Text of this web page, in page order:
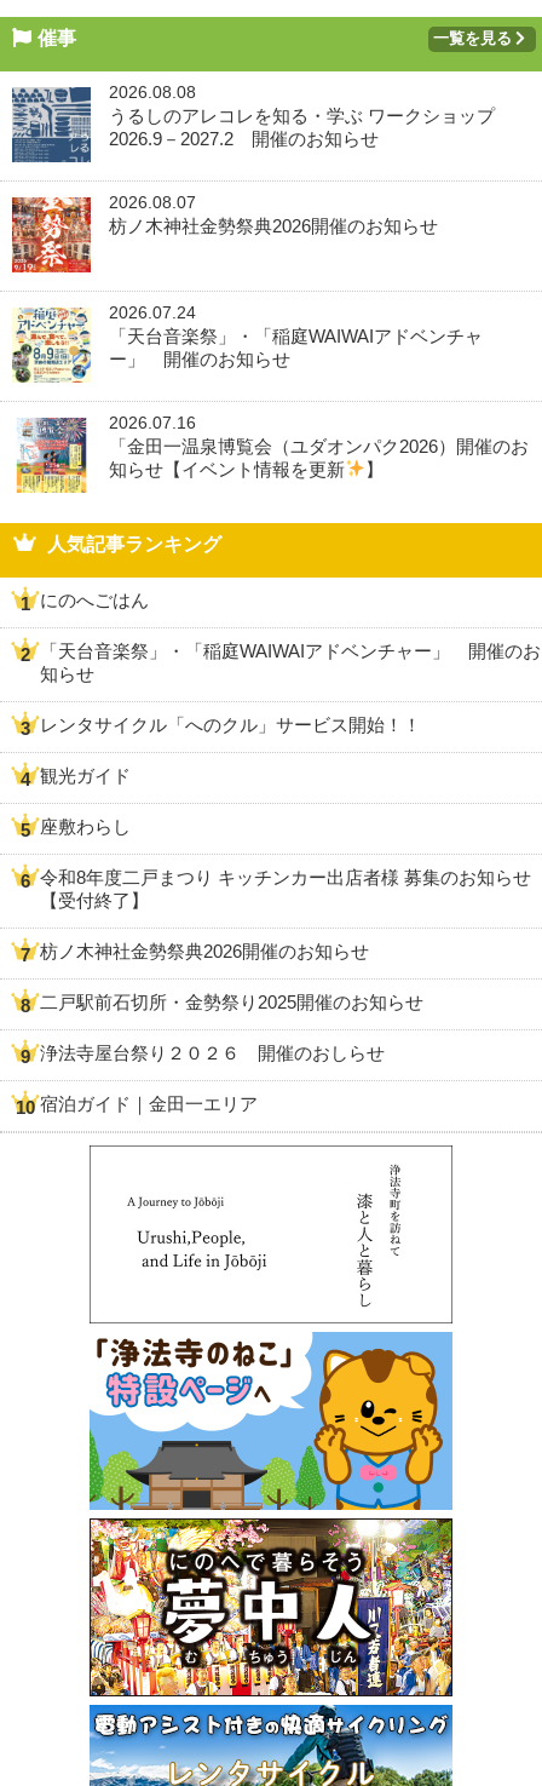
催事 一覧を見る
2026.08.08
うるしのアレコレを知る・学ぶ ワークショップ
2026.9－2027.2 開催のお知らせ
2026.08.07
枋ノ木神社金勢祭典2026開催のお知らせ
2026.07.24
「天台音楽祭」・「稲庭WAIWAIアドベンチャ
ー」 開催のお知らせ
2026.07.16
「金田一温泉博覧会（ユダオンパク2026）開催のお
知らせ【イベント情報を更新
】
人気記事ランキング
にのへごはん
「天台音楽祭」・「稲庭WAIWAIアドベンチャー」 開催のお
知らせ
レンタサイクル「へのクル」サービス開始！！
観光ガイド
座敷わらし
令和8年度二戸まつり キッチンカー出店者様 募集のお知らせ
【受付終了】
枋ノ木神社金勢祭典2026開催のお知らせ
二戸駅前石切所・金勢祭り2025開催のお知らせ
浄法寺屋台祭り２０２６ 開催のおしらせ
宿泊ガイド｜金田一エリア